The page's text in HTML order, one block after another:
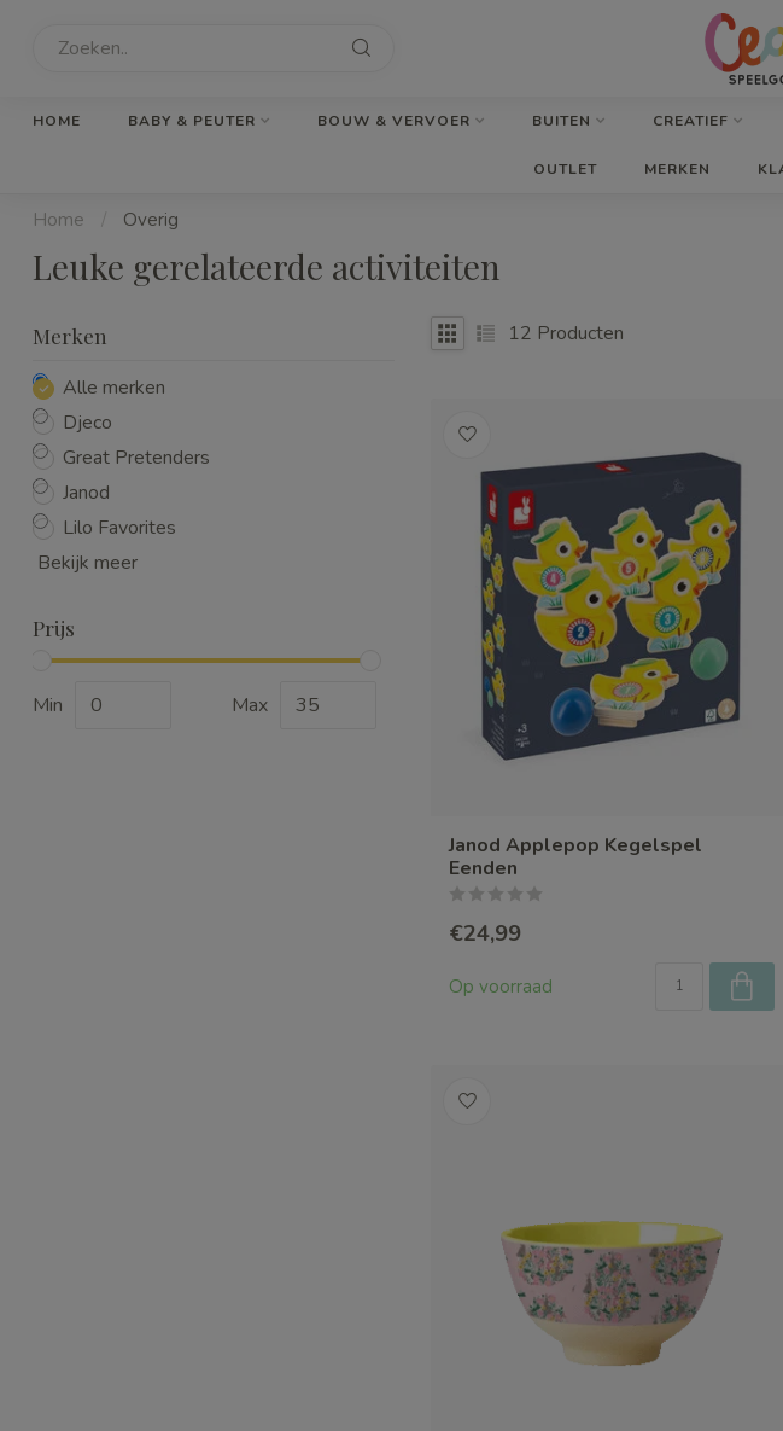
HOME BABY & PEUTER BOUW & VERVOER BUITEN CREATIEF
OUTLET MERKEN
Home / Overig
Leuke gerelateerde activiteiten
Merken
Alle merken
Djeco
Great Pretenders
Janod
Lilo Favorites
Bekijk meer
Prijs
Min Max
12 Producten
Janod Applepop Kegelspel
Eenden
€24,99
Op voorraad